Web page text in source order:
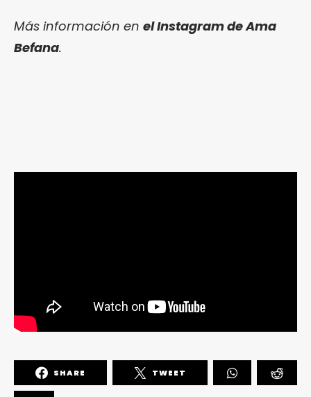
Más información en el Instagram de Ama
Befana.
SHARE TWEET